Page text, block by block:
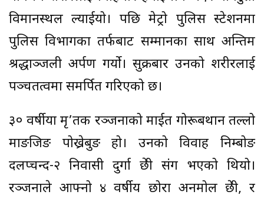
विमानस्थल ल्याईयो। पछि मेट्रो पुलिस स्टेशनमा
पुलिस विभागका तर्फबाट सम्मानका साथ अन्तिम
श्रद्धाञ्जली अर्पण गर्यो। सुक्रबार उनको शरीरलाई
पञ्चतत्वमा समर्पित गरिएको छ।
३० वर्षीया मृ’तक रञ्जनाको माईत गोरूबथान तल्लो
माङजिङ पोख्रेबुङ हो। उनको विवाह निम्बोङ
दलप्चन्द-२ निवासी दुर्गा छेत्री संग भएको थियो।
रञ्जनाले आफ्नो ४ वर्षीय छोरा अनमोल छेत्री, र